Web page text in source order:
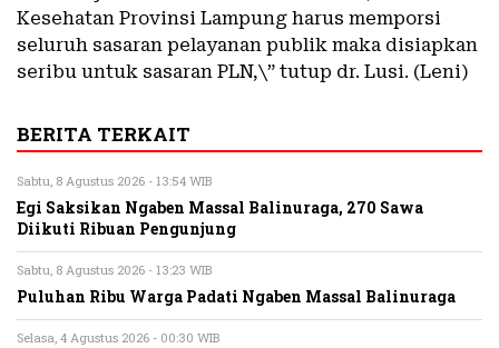
Kesehatan Provinsi Lampung harus memporsi
seluruh sasaran pelayanan publik maka disiapkan
seribu untuk sasaran PLN,\” tutup dr. Lusi. (Leni)
BERITA TERKAIT
Sabtu, 8 Agustus 2026 - 13:54 WIB
Egi Saksikan Ngaben Massal Balinuraga, 270 Sawa
Diikuti Ribuan Pengunjung
Sabtu, 8 Agustus 2026 - 13:23 WIB
Puluhan Ribu Warga Padati Ngaben Massal Balinuraga
Selasa, 4 Agustus 2026 - 00:30 WIB